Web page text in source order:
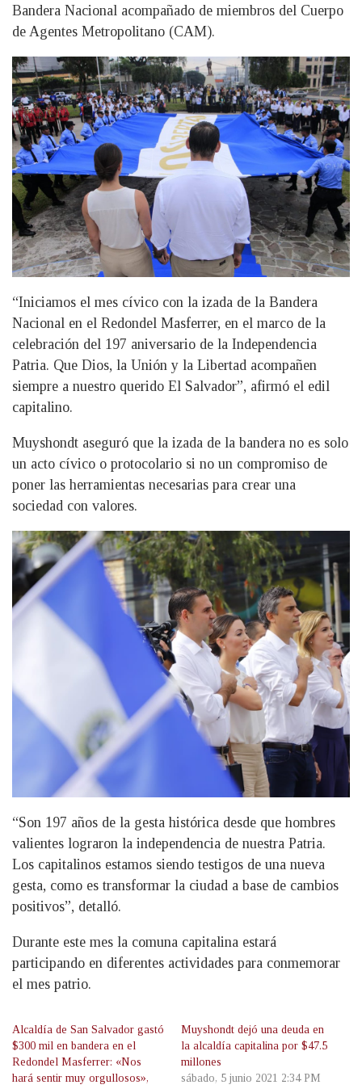
Bandera Nacional acompañado de miembros del Cuerpo
de Agentes Metropolitano (CAM).
“Iniciamos el mes cívico con la izada de la Bandera
Nacional en el Redondel Masferrer, en el marco de la
celebración del 197 aniversario de la Independencia
Patria. Que Dios, la Unión y la Libertad acompañen
siempre a nuestro querido El Salvador”, afirmó el edil
capitalino.
Muyshondt aseguró que la izada de la bandera no es solo
un acto cívico o protocolario si no un compromiso de
poner las herramientas necesarias para crear una
sociedad con valores.
“Son 197 años de la gesta histórica desde que hombres
valientes lograron la independencia de nuestra Patria.
Los capitalinos estamos siendo testigos de una nueva
gesta, como es transformar la ciudad a base de cambios
positivos”, detalló.
Durante este mes la comuna capitalina estará
participando en diferentes actividades para conmemorar
el mes patrio.
Alcaldía de San Salvador gastó
$300 mil en bandera en el
Redondel Masferrer: «Nos
hará sentir muy orgullosos»,
Muyshondt dejó una deuda en
la alcaldía capitalina por $47.5
millones
sábado, 5 junio 2021 2:34 PM